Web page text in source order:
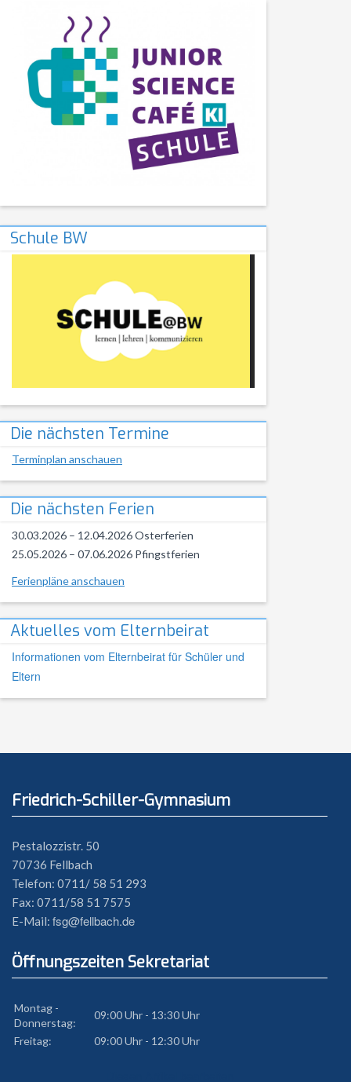
Schule BW
Die nächsten Termine
Terminplan anschauen
Die nächsten Ferien
30.03.2026 – 12.04.2026 Osterferien
25.05.2026 – 07.06.2026 Pfingstferien
Ferienpläne anschauen
Aktuelles vom Elternbeirat
Informationen vom Elternbeirat für Schüler und
Eltern
Friedrich-Schiller-Gymnasium
Pestalozzistr. 50
70736 Fellbach
Telefon: 0711/ 58 51 293
Fax: 0711/58 51 7575
E-Mail: fsg@fellbach.de
Öffnungszeiten Sekretariat
Montag -
Donnerstag:
09:00 Uhr - 13:30 Uhr
Freitag:
09:00 Uhr - 12:30 Uhr